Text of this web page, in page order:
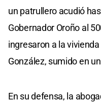
un patrullero acudió
Gobernador Oroño al
ingresaron a la
González, sumido en
En su defensa, la